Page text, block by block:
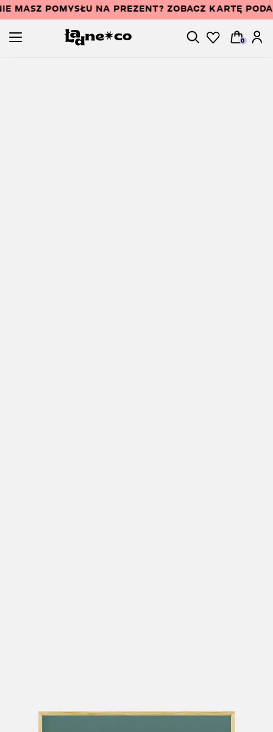
MASZ POMYSŁU NA PREZENT? ZOBACZ KARTĘ
0